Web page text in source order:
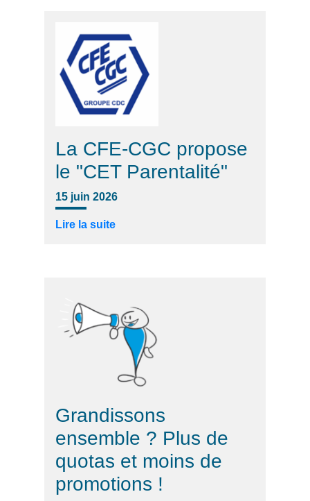
La CFE-CGC propose
le "CET Parentalité"
15 juin 2026
Lire la suite
Grandissons
ensemble ? Plus de
quotas et moins de
promotions !